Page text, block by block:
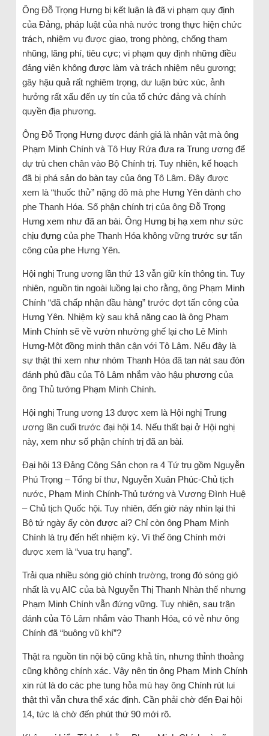
Ông Đỗ Trọng Hưng bị kết luận là đã vi phạm quy định
của Đảng, pháp luật của nhà nước trong thực hiện chức
trách, nhiệm vụ được giao, trong phòng, chống tham
nhũng, lãng phí, tiêu cực; vi phạm quy định những điều
đảng viên không được làm và trách nhiệm nêu gương;
gây hậu quả rất nghiêm trọng, dư luận bức xúc, ảnh
hưởng rất xấu đến uy tín của tổ chức đảng và chính
quyền địa phương.
Ông Đỗ Trọng Hưng được đánh giá là nhân vật mà ông
Phạm Minh Chính và Tô Huy Rứa đưa ra Trung ương để
dự trù chen chân vào Bộ Chính trị. Tuy nhiên, kế hoạch
đã bị phá sản do bàn tay của ông Tô Lâm. Đây được
xem là “thuốc thử” nặng đô mà phe Hưng Yên dành cho
phe Thanh Hóa. Số phận chính trị của ông Đỗ Trọng
Hưng xem như đã an bài. Ông Hưng bị hạ xem như sức
chịu đựng của phe Thanh Hóa không vững trước sự tấn
công của phe Hưng Yên.
Hội nghị Trung ương lần thứ 13 vẫn giữ kín thông tin. Tuy
nhiên, nguồn tin ngoài luồng lại cho rằng, ông Phạm Minh
Chính “đã chấp nhận đầu hàng” trước đợt tấn công của
Hưng Yên. Nhiệm kỳ sau khả năng cao là ông Phạm
Minh Chính sẽ về vườn nhường ghế lại cho Lê Minh
Hưng-Một đồng minh thân cận với Tô Lâm. Nếu đây là
sự thật thì xem như nhóm Thanh Hóa đã tan nát sau đòn
đánh phủ đầu của Tô Lâm nhắm vào hậu phương của
ông Thủ tướng Phạm Minh Chính.
Hội nghị Trung ương 13 được xem là Hội nghị Trung
ương lần cuối trước đại hội 14. Nếu thất bại ở Hội nghị
này, xem như số phận chính trị đã an bài.
Đại hội 13 Đảng Cộng Sản chọn ra 4 Tứ trụ gồm Nguyễn
Phú Trọng – Tổng bí thư, Nguyễn Xuân Phúc-Chủ tịch
nước, Phạm Minh Chính-Thủ tướng và Vương Đình Huệ
– Chủ tịch Quốc hội. Tuy nhiên, đến giờ này nhìn lại thì
Bộ tứ ngày ấy còn được ai? Chỉ còn ông Phạm Minh
Chính là trụ đến hết nhiệm kỳ. Vì thế ông Chính mới
được xem là “vua trụ hạng”.
Trải qua nhiều sóng gió chính trường, trong đó sóng gió
nhất là vụ AIC của bà Nguyễn Thị Thanh Nhàn thế nhưng
Phạm Minh Chính vẫn đứng vững. Tuy nhiên, sau trận
đánh của Tô Lâm nhắm vào Thanh Hóa, có vẻ như ông
Chính đã “buông vũ khí”?
Thật ra nguồn tin nội bộ cũng khả tín, nhưng thỉnh thoảng
cũng không chính xác. Vậy nên tin ông Phạm Minh Chính
xin rút là do các phe tung hỏa mù hay ông Chính rút lui
thật thì vẫn chưa thể xác định. Cần phải chờ đến Đại hội
14, tức là chờ đến phút thứ 90 mới rõ.